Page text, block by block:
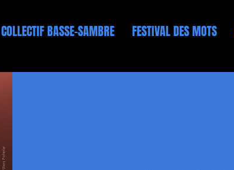
COLLECTIF BASSE-SAMBRE FESTIVAL DES MOTS